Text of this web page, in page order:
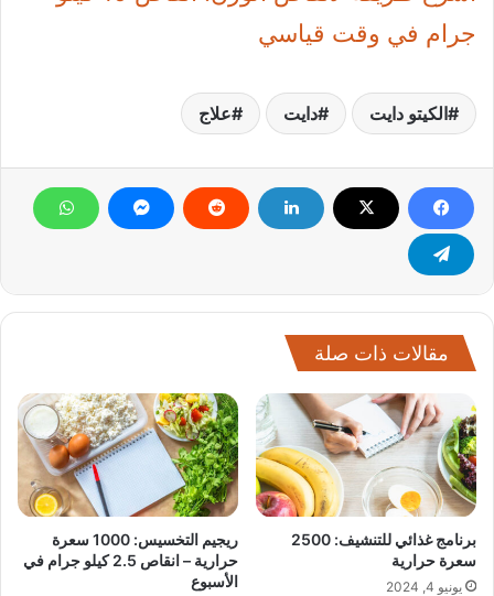
جرام في وقت قياسي
الكيتو دايت دايت علاج
مقالات ذات صلة
برنامج غذائي للتنشيف: 2500
سعرة حرارية
يونيو 4, 2024
ريجيم التخسيس: 1000 سعرة
حرارية – انقاص 2.5 كيلو جرام في
الأسبوع